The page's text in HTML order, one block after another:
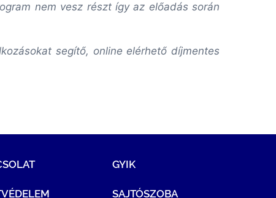
nem vesz részt így az előadás során
segítő, online elérhető díjmentes
GYIK
SAJTÓSZOBA